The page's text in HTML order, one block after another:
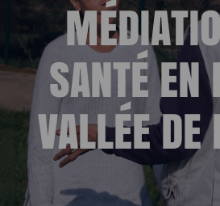
SANTÉ EN
VALLÉE DE